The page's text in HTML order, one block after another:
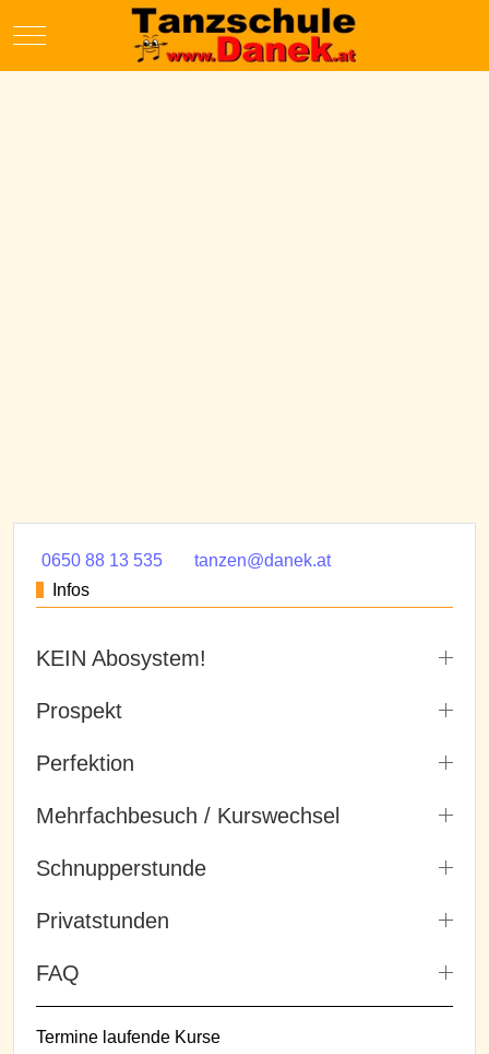
Mobile Menu Toggle
0650 88 13 535
tanzen@danek.at
Infos
KEIN Abosystem!
Prospekt
Perfektion
Mehrfachbesuch / Kurswechsel
Schnupperstunde
Privatstunden
FAQ
Termine laufende Kurse